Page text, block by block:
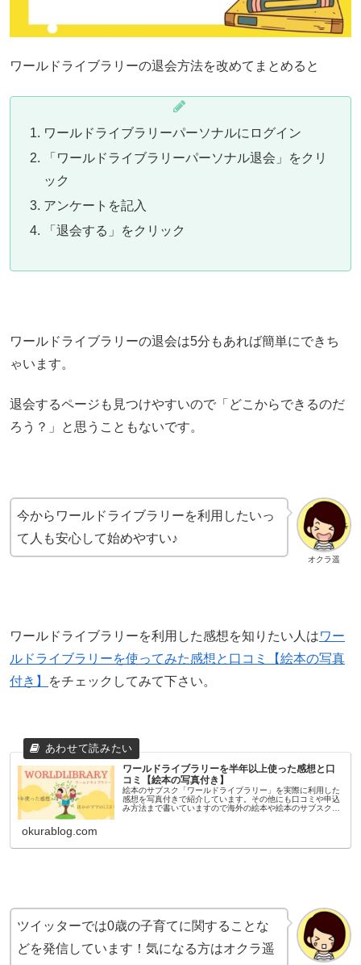
ワールドライブラリーの退会方法を改めてまとめると
ワールドライブラリーパーソナルにログイン
「ワールドライブラリーパーソナル退会」をクリ
ック
アンケートを記入
「退会する」をクリック
ワールドライブラリーの退会は5分もあれば簡単にできち
ゃいます。
退会するページも見つけやすいので「どこからできるのだ
ろう？」と思うこともないです。
オクラ遥
今からワールドライブラリーを利用したいっ
て人も安心して始めやすい♪
ワールドライブラリーを利用した感想を知りたい人はワー
ルドライブラリーを使ってみた感想と口コミ【絵本の写真
付き】
をチェックしてみて下さい。
ワールドライブラリーを半年以上使った感想と口
コミ【絵本の写真付き】
絵本のサブスク「ワールドライブラリー」を実際に利用した
感想を写真付きで紹介しています。その他にも口コミや申込
み方法まで書いていますので海外の絵本や絵本のサブスクに
okurablog.com
ツイッターでは0歳の子育てに関することな
どを発信しています！気になる方はオクラ遥